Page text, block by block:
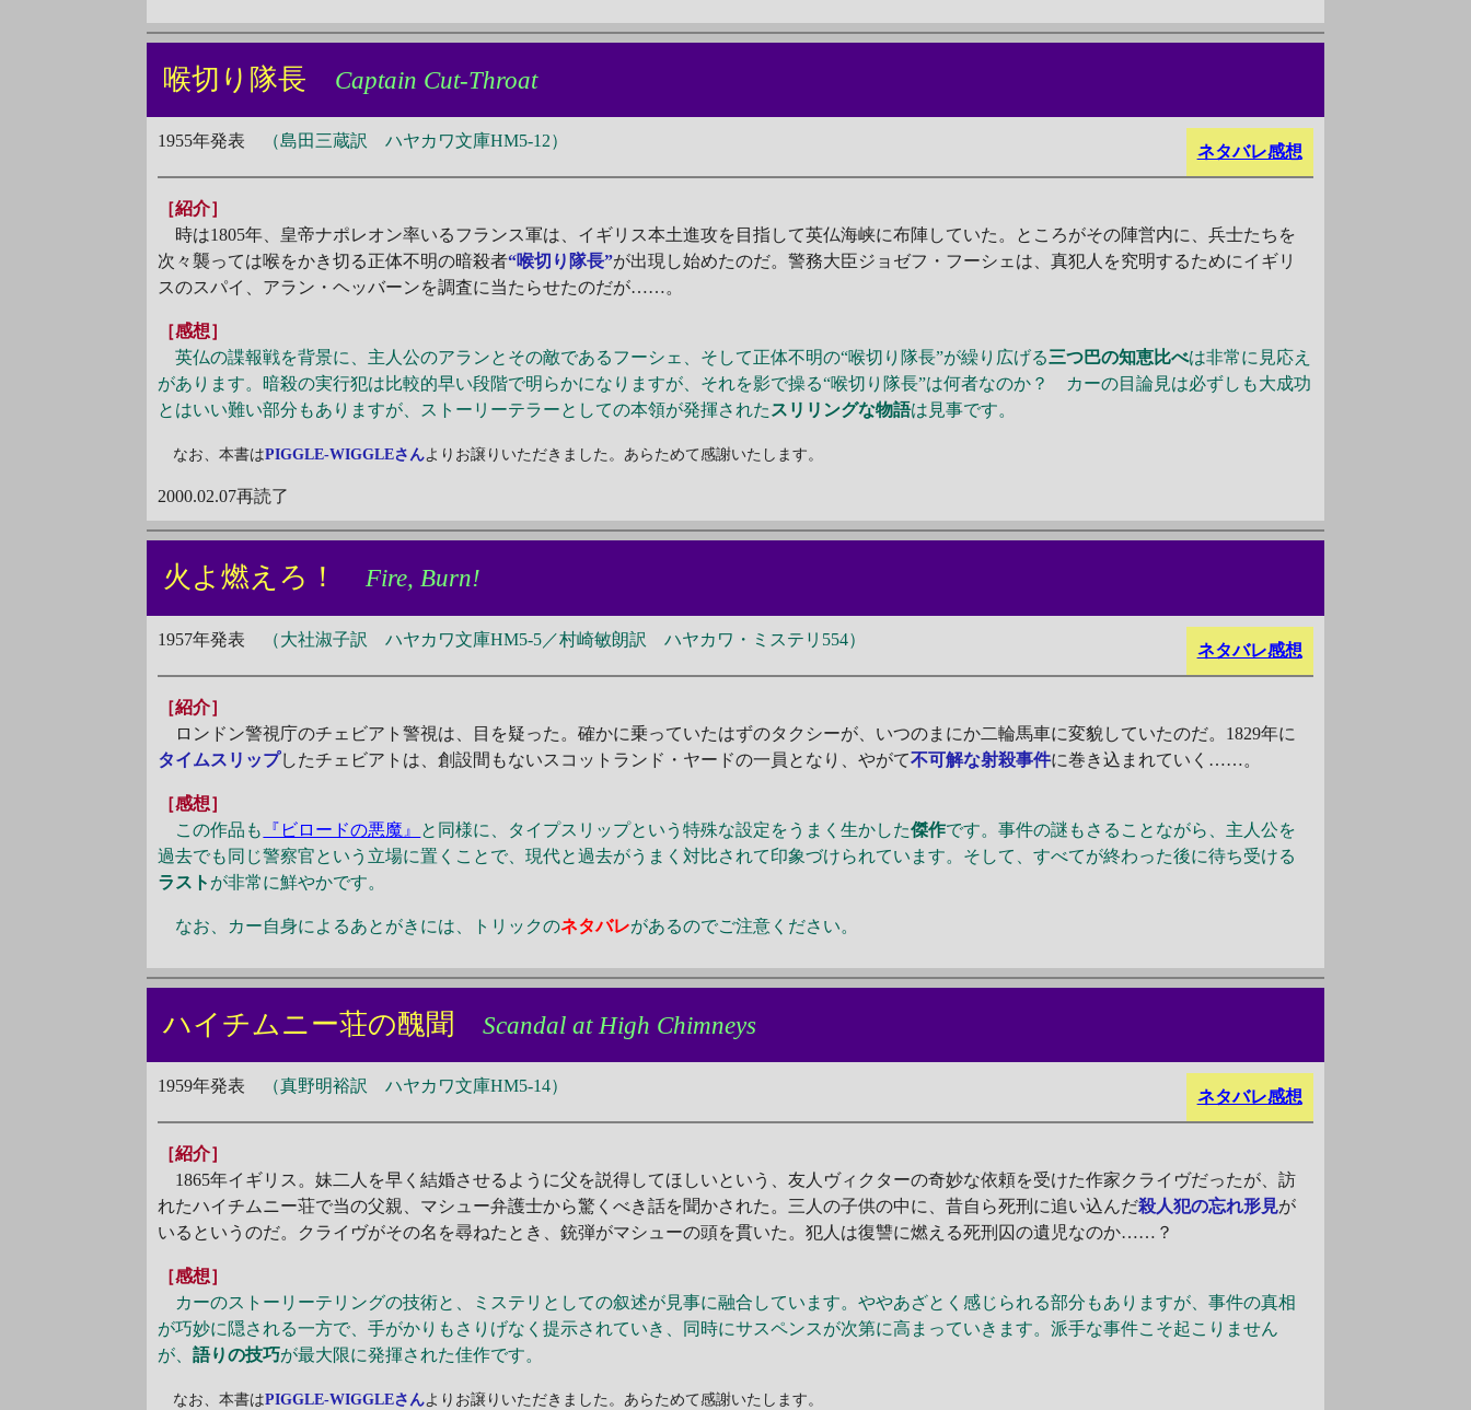
喉切り隊長 Captain Cut-Throat
ネタバレ感想
1955年発表 （島田三蔵訳 ハヤカワ文庫HM5-12）
［紹介］
時は1805年、皇帝ナポレオン率いるフランス軍は、イギリス本土進攻を目指して英仏海峡に布陣していた。ところがその陣営内に、兵士たちを
次々襲っては喉をかき切る正体不明の暗殺者“喉切り隊長”が出現し始めたのだ。警務大臣ジョゼフ・フーシェは、真犯人を究明するためにイギリ
スのスパイ、アラン・ヘッバーンを調査に当たらせたのだが……。
［感想］
英仏の諜報戦を背景に、主人公のアランとその敵であるフーシェ、そして正体不明の“喉切り隊長”が繰り広げる三つ巴の知恵比べは非常に見応え
があります。暗殺の実行犯は比較的早い段階で明らかになりますが、それを影で操る“喉切り隊長”は何者なのか？ カーの目論見は必ずしも大成功
とはいい難い部分もありますが、ストーリーテラーとしての本領が発揮されたスリリングな物語は見事です。
なお、本書はPIGGLE-WIGGLEさんよりお譲りいただきました。あらためて感謝いたします。
2000.02.07再読了
火よ燃えろ！Fire, Burn!
ネタバレ感想
1957年発表 （大社淑子訳 ハヤカワ文庫HM5-5／村崎敏朗訳 ハヤカワ・ミステリ554）
［紹介］
ロンドン警視庁のチェビアト警視は、目を疑った。確かに乗っていたはずのタクシーが、いつのまにか二輪馬車に変貌していたのだ。1829年に
タイムスリップしたチェビアトは、創設間もないスコットランド・ヤードの一員となり、やがて不可解な射殺事件に巻き込まれていく……。
［感想］
この作品も
『ビロードの悪魔』 と同様に、タイプスリップという特殊な設定をうまく生かした傑作です。事件の謎もさることながら、主人公を
過去でも同じ警察官という立場に置くことで、現代と過去がうまく対比されて印象づけられています。そして、すべてが終わった後に待ち受ける
ラスト が非常に鮮やかです。
なお、カー自身によるあとがきには、トリックのネタバレがあるのでご注意ください。
ハイチムニー荘の醜聞Scandal at High Chimneys
ネタバレ感想
1959年発表 （真野明裕訳 ハヤカワ文庫HM5-14）
［紹介］
1865年イギリス。妹二人を早く結婚させるように父を説得してほしいという、友人ヴィクターの奇妙な依頼を受けた作家クライヴだったが、訪
れたハイチムニー荘で当の父親、マシュー弁護士から驚くべき話を聞かされた。三人の子供の中に、昔自ら死刑に追い込んだ殺人犯の忘れ形見が
いるというのだ。クライヴがその名を尋ねたとき、銃弾がマシューの頭を貫いた。犯人は復讐に燃える死刑囚の遺児なのか……？
［感想］
カーのストーリーテリングの技術と、ミステリとしての叙述が見事に融合しています。ややあざとく感じられる部分もありますが、事件の真相
が巧妙に隠される一方で、手がかりもさりげなく提示されていき、同時にサスペンスが次第に高まっていきます。派手な事件こそ起こりません
が、語りの技巧が最大限に発揮された佳作です。
なお、本書はPIGGLE-WIGGLEさんよりお譲りいただきました。あらためて感謝いたします。